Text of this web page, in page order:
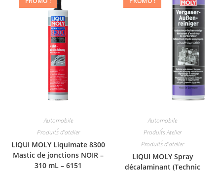
Automobile
,
Produits d'atelier
LIQUI MOLY Liquimate 8300
Mastic de jonctions NOIR –
310 mL – 6151
Automobile
,
Produits Atelier
,
Produits d'atelier
LIQUI MOLY Spray
décalaminant (Technic